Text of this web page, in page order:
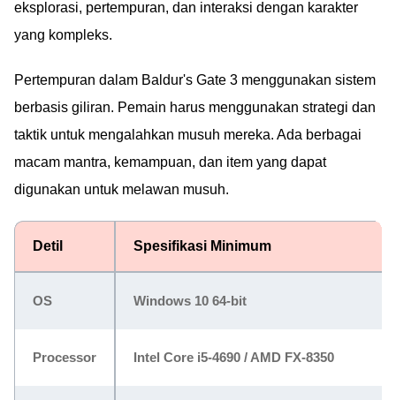
eksplorasi, pertempuran, dan interaksi dengan karakter
yang kompleks.
Pertempuran dalam Baldur's Gate 3 menggunakan sistem
berbasis giliran. Pemain harus menggunakan strategi dan
taktik untuk mengalahkan musuh mereka. Ada berbagai
macam mantra, kemampuan, dan item yang dapat
digunakan untuk melawan musuh.
Detil Spesifikasi Minimum
OS Windows 10 64-bit
Processor Intel Core i5-4690 / AMD FX-8350